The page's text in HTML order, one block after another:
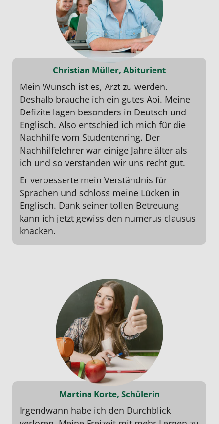
Christian Müller, Abiturient
Mein Wunsch ist es, Arzt zu werden.
Deshalb brauche ich ein gutes Abi. Meine
Defizite lagen besonders in Deutsch und
Englisch. Also entschied ich mich für die
Nachhilfe vom Studentenring. Der
Nachhilfelehrer war einige Jahre älter als
ich und so verstanden wir uns recht gut.
Er verbesserte mein Verständnis für
Sprachen und schloss meine Lücken in
Englisch. Dank seiner tollen Betreuung
kann ich jetzt gewiss den numerus clausus
knacken.
Martina Korte, Schülerin
Irgendwann habe ich den Durchblick